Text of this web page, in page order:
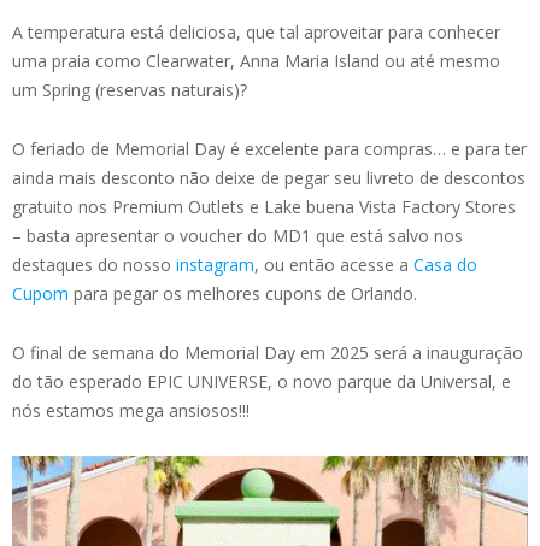
A temperatura está deliciosa, que tal aproveitar para conhecer
uma praia como Clearwater, Anna Maria Island ou até mesmo
um Spring (reservas naturais)?
O feriado de Memorial Day é excelente para compras… e para ter
ainda mais desconto não deixe de pegar seu livreto de descontos
gratuito nos Premium Outlets e Lake buena Vista Factory Stores
– basta apresentar o voucher do MD1 que está salvo nos
destaques do nosso instagram, ou então acesse a Casa do
Cupom para pegar os melhores cupons de Orlando.
O final de semana do Memorial Day em 2025 será a inauguração
do tão esperado EPIC UNIVERSE, o novo parque da Universal, e
nós estamos mega ansiosos!!!